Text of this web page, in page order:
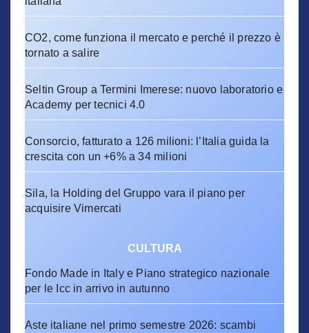
CO2, come funziona il mercato e perché il prezzo è
tornato a salire
Seltin Group a Termini Imerese: nuovo laboratorio e
Academy per tecnici 4.0
Consorcio, fatturato a 126 milioni: l’Italia guida la
crescita con un +6% a 34 milioni
Sila, la Holding del Gruppo vara il piano per
acquisire Vimercati
CULTURA
Fondo Made in Italy e Piano strategico nazionale
per le Icc in arrivo in autunno
Aste italiane nel primo semestre 2026: scambi